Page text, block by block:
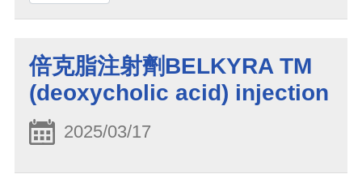
倍克脂注射劑BELKYRA TM
(deoxycholic acid) injection
2025/03/17